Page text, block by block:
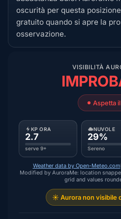
oscurità per questa
gratuito quando si apre la
osservazione.
VISIBILITÀ
Aspetta
KP ORA
2.7
serve 9+
NUVOLE
29%
Sereno
Weather data by Open-Meteo.com
Modified by AuroraMe: location
grid and values
☀️ Aurora non visibile